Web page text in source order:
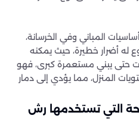
المباني وفي الخرسانة،
له أضرار خطيرة، حيث يمكنه
حتى يبني مستعمرة كبرى، فهو
المنزل، مما يؤدي إلى دمار
التي تستخدمها رش